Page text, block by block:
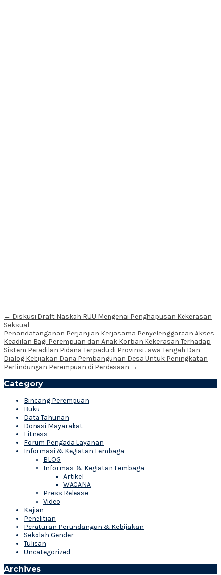
Post
navigation
← Diskusi Draft Naskah RUU Mengenai Penghapusan Kekerasan
Seksual
Penandatanganan Perjanjian Kerjasama Penyelenggaraan Akses
Keadilan Bagi Perempuan dan Anak Korban Kekerasan Terhadap
Sistem Peradilan Pidana Terpadu di Provinsi Jawa Tengah Dan
Dialog Kebijakan Dana Pembangunan Desa Untuk Peningkatan
Perlindungan Perempuan di Perdesaan →
Category
Bincang Perempuan
Buku
Data Tahunan
Donasi Mayarakat
Fitness
Forum Pengada Layanan
Informasi & Kegiatan Lembaga
BLOG
Informasi & Kegiatan Lembaga
Artikel
WACANA
Press Release
Video
Kajian
Penelitian
Peraturan Perundangan & Kebijakan
Sekolah Gender
Tulisan
Uncategorized
Archives